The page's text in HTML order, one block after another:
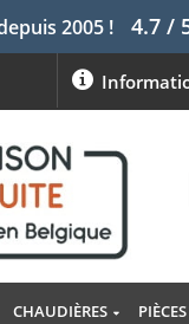
2005 ! 4.7 /
CHAUDIÈRES